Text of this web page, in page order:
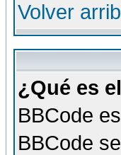
Volver
¿Qué es
BBCode
BBCode